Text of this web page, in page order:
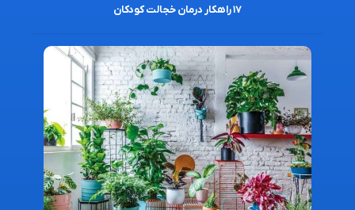
۱۷ راهکار درمان خجالت کودکان